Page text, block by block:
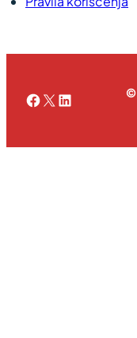
Facebook
X LinkedIn©